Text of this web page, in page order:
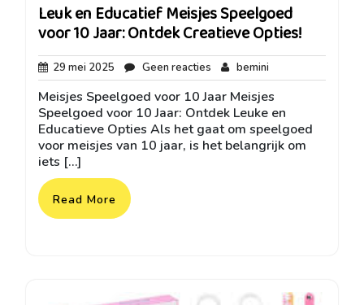
Leuk en Educatief Meisjes Speelgoed
voor 10 Jaar: Ontdek Creatieve Opties!
29 mei 2025 29
mei
2025
Geen reacties Geen
reacties
bemini
Meisjes Speelgoed voor 10 Jaar Meisjes
Speelgoed voor 10 Jaar: Ontdek Leuke en
Educatieve Opties Als het gaat om speelgoed
voor meisjes van 10 jaar, is het belangrijk om
iets […]
Read More